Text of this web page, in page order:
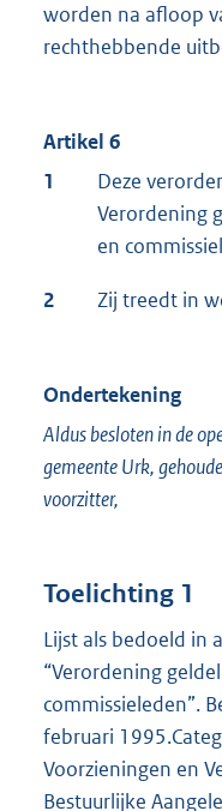
worden na afloop
rechthebbende
Artikel 6
1
Deze
Verordening
en
2 Zij treedt in
Ondertekening
Aldus besloten in de
gemeente Urk,
Toelichting 1
Lijst als bedoeld in
“Verordening
commissieleden”.
februari
Voorzieningen en
Bestuurlijke